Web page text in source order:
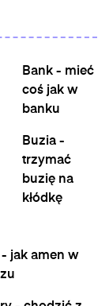
Bank - mieć
coś jak w
banku
Buzia -
trzymać
buzię na
kłódkę
jak amen w